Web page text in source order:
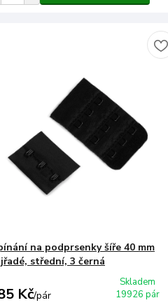
na podprsenky šíře 40 mm
střední, 3 černá
Kč/pár
Skladem
19926 pár